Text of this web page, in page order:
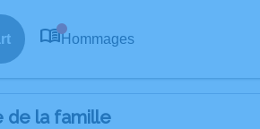
Hommages
de la famille